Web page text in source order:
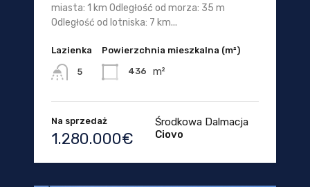
miasta: 1 km Odległość od morza: 35 m
Odległość od lotniska: 7 km...
Lazienka
5
Powierzchnia mieszkalna (m²)
436 m²
Na sprzedaż
1.280.000€
Środkowa Dalmacja
Ciovo